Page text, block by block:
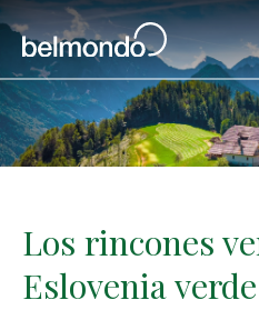
Los rincones
Eslovenia